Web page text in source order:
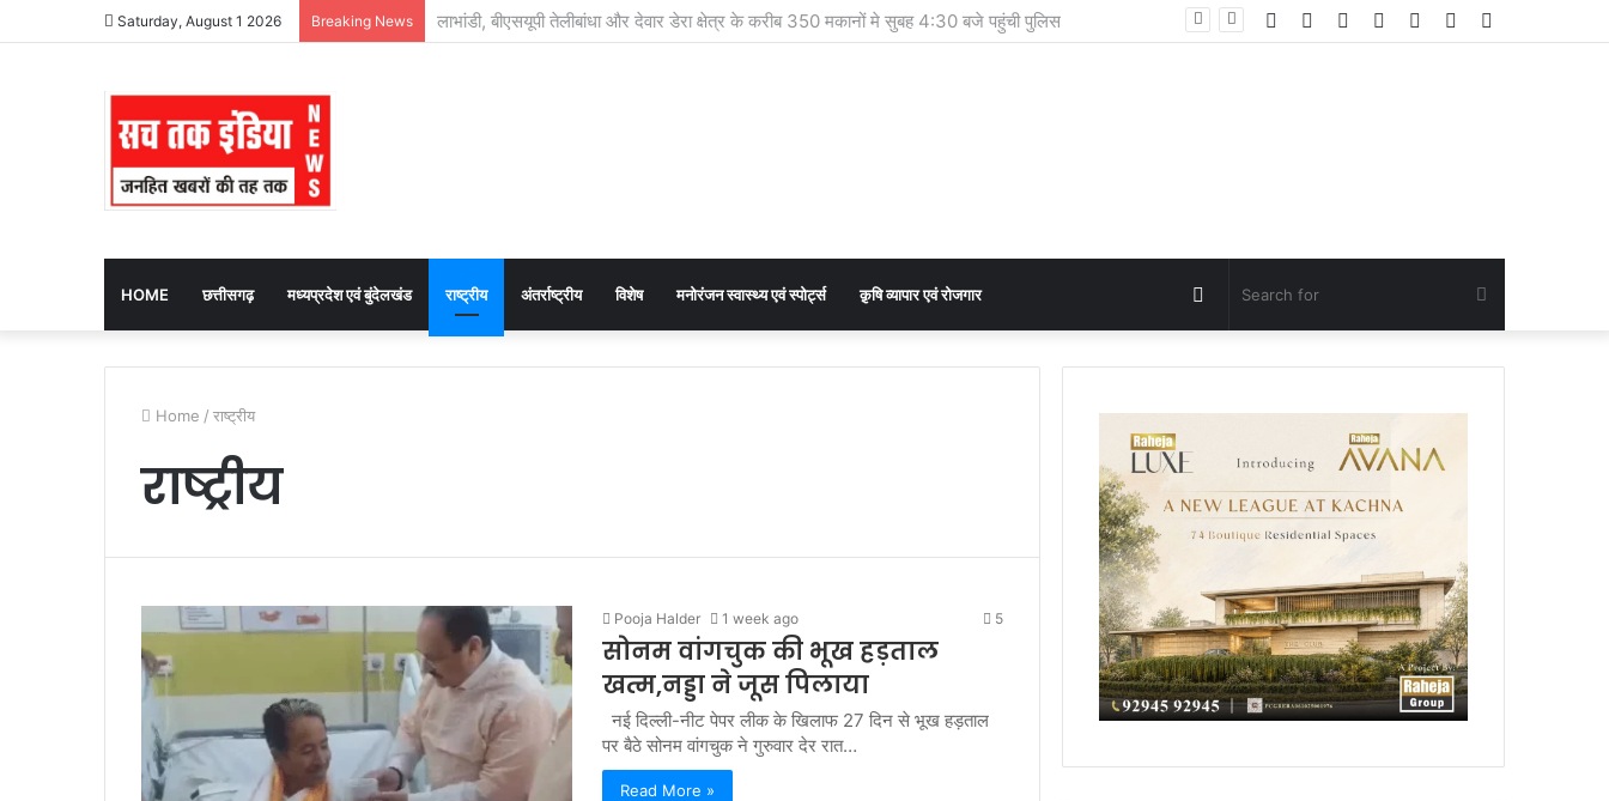
Saturday, August 1 2026 Breaking News बस्तर के कायाकल्प की योजना लेकर प्रधानमंत्री से मिले सीएम साय
Random
Log
Instagram
YouTube
Twitter
Facebook
HOME छत्तीसगढ़ मध्यप्रदेश एवं बुंदेलखंड राष्ट्रीय अंतर्राष्ट्रीय विशेष मनोरंजन स्वास्थ्य एवं स्पोर्ट्स क़ृषि व्यापार एवं रोजगार Search
for
Random
Article
Home / राष्ट्रीय
राष्ट्रीय
Pooja Halder 1 week ago 5
सोनम वांगचुक की भूख हड़ताल
खत्म,नड्डा ने जूस पिलाया
नई दिल्ली-नीट पेपर लीक के खिलाफ 27 दिन से भूख हड़ताल
पर बैठे सोनम वांगचुक ने गुरुवार देर रात…
Read More »